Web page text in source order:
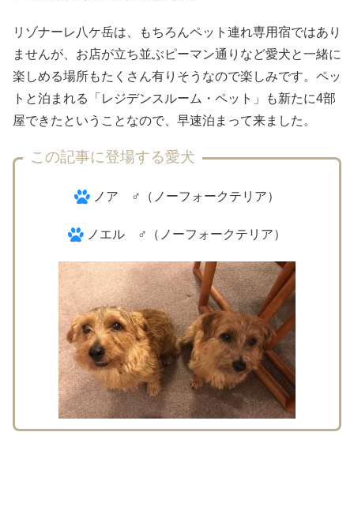
リゾナーレ八ケ岳は、もちろんペット連れ専用宿ではあり
ませんが、お店が立ち並ぶピーマン通りなど愛犬と一緒に
楽しめる場所もたくさん有りそうなので楽しみです。ペッ
トと泊まれる「レジデンスルーム・ペット」も新たに4部
屋できたということなので、早速泊まって来ました。
この記事に登場する愛犬
ノア ♂（ノーフォークテリア）
ノエル ♂（ノーフォークテリア）